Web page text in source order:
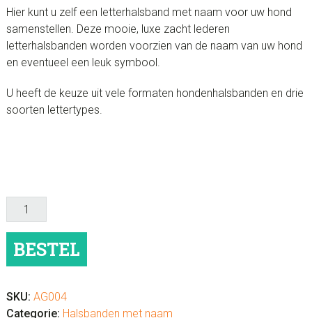
Hier kunt u zelf een letterhalsband met naam voor uw hond
samenstellen. Deze mooie, luxe zacht lederen
letterhalsbanden worden voorzien van de naam van uw hond
en eventueel een leuk symbool.
U heeft de keuze uit vele formaten hondenhalsbanden en drie
soorten lettertypes.
Leren
letterhalsband
naam
lichtblauw
BESTEL
SKU: AG004
Categorie: Halsbanden met naam